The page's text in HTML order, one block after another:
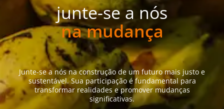
junte-se a nós
na mudança
Junte-se a nós na construção de um futuro mais justo e
sustentável. Sua participação é fundamental para
transformar realidades e promover mudanças
significativas.